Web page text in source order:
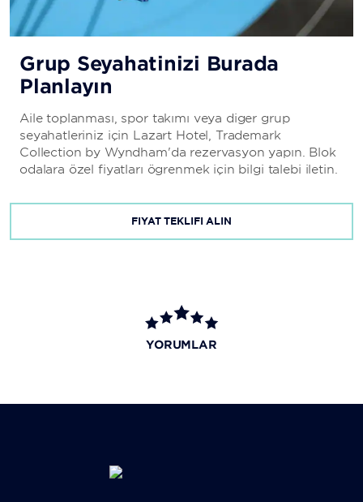
Grup Seyahatinizi Burada
Planlayın
Aile toplanması, spor takımı veya diğer grup
seyahatleriniz için Lazart Hotel, Trademark
Collection by Wyndham'da rezervasyon yapın. Blok
odalara özel fiyatları öğrenmek için bilgi talebi iletin.
FİYAT TEKLİFİ ALIN
YORUMLAR